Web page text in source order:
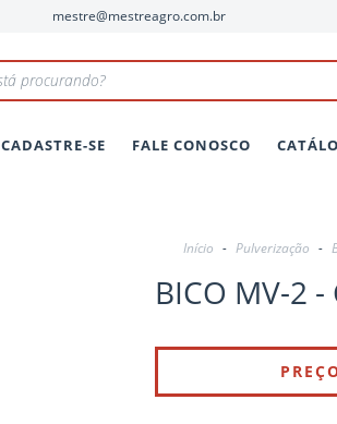
mestre@mestreagro.com.br
CADASTRE-SE FALE CONOSCO
Início - Pulverização -
BICO MV-2